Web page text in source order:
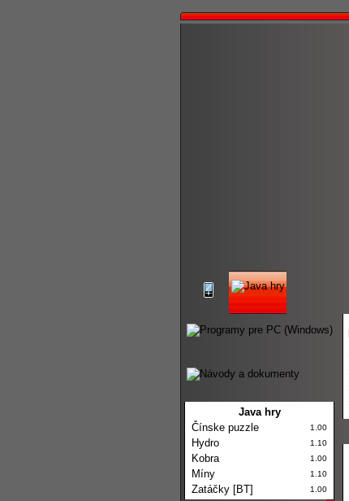
Java hry
Čínske puzzle
1.00
Hydro 1.10
Kobra 1.00
Míny 1.10
Zatáčky [BT] 1.00